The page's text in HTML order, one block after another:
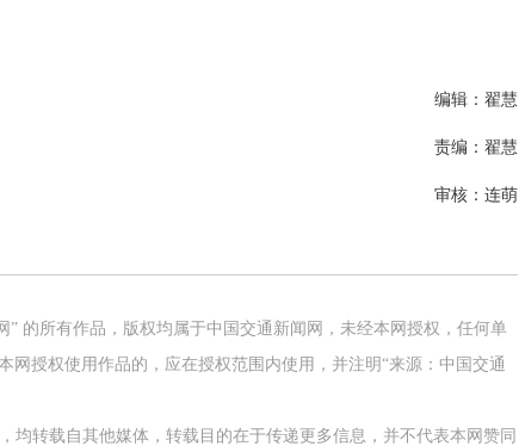
编辑：翟慧
责编：翟慧
审核：连萌
” 的所有作品，版权均属于中国交通新闻网，未经本网授权，任何单
授权使用作品的，应在授权范围内使用，并注明“来源：中国交通
均转载自其他媒体，转载目的在于传递更多信息，并不代表本网赞同
坛